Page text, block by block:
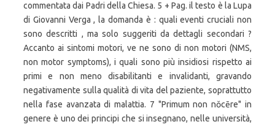
commentata dai Padri della Chiesa. 5 + Pag. il testo è la Lupa
di Giovanni Verga , la domanda è : quali eventi cruciali non
sono descritti , ma solo suggeriti da dettagli secondari ?
Accanto ai sintomi motori, ve ne sono di non motori (NMS,
non motor symptoms), i quali sono più insidiosi rispetto ai
primi e non meno disabilitanti e invalidanti, gravando
negativamente sulla qualità di vita del paziente, soprattutto
nella fase avanzata di malattia. 7 "Primum non nŏcēre" in
genere è uno dei principi che si insegnano, nelle università,